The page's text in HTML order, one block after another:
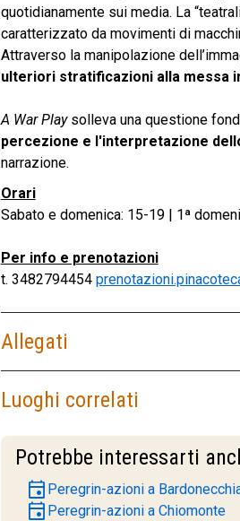
quotidianamente sui media. La
caratterizzato da movimenti di
Attraverso la manipolazione
ulteriori stratificazioni alla messa
A War Playsolleva una questione
percezione e l'interpretazione
narrazione.
Orari
Sabato e domenica: 15-19 | 1ª
Per info e prenotazioni
t. 3482794454
Allegati
Luoghi correlati
Potrebbe interessarti
event Peregrin-azioni a
event Peregrin-azioni a Chiomonte